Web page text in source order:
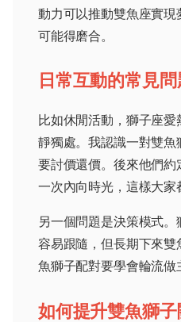
動力可以推動雙魚座實
可能得磨合。
日常互動的常見問
比如休閒活動，獅子座
靜獨處。我認識一對雙
要討價還價。後來他們約
一次內向時光，這樣大家
另一個問題是決策模式
容易跟隨，但長期下來
魚獅子配對要學會輪流做
如何提升雙魚獅